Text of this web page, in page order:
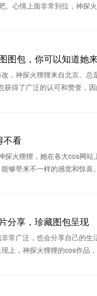
。心情上面非常到位，神探
图包，你可以知道她
，神探火狸狸来自北京。总
得了广泛的认可和赞誉，
不看
火狸狸，她在各大cos网站
够带来不一样的感觉和惊喜
分享，珍藏图包呈现
常广泛，也会分享自己的生
上，神探火狸狸的cos作品